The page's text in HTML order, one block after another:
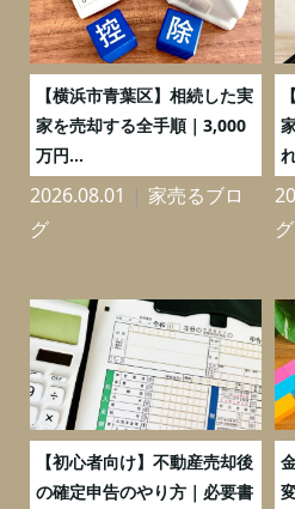
【横浜市青葉区】相続した実
家を売却する全手順｜3,000
万円...
2026.08.01
家売るブロ
グ
グ
【初心者向け】不動産売却後
の確定申告のやり方｜必要書